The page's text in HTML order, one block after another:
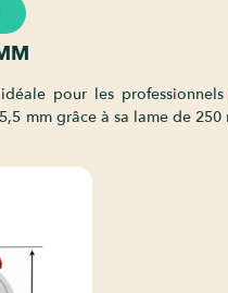
pour les
mm grâce à sa lame de